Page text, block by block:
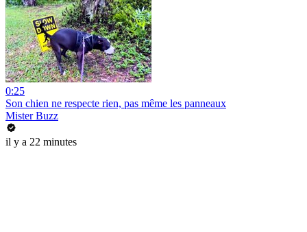
0:25
Son chien ne respecte rien, pas même les panneaux
Mister Buzz
il y a 22 minutes